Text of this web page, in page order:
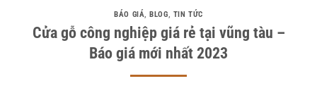
BÁO GIÁ,BLOG, TIN TỨC
Cửa gỗ công nghiệp giá rẻ tại vũng tàu –
Báo giá mới nhất 2023